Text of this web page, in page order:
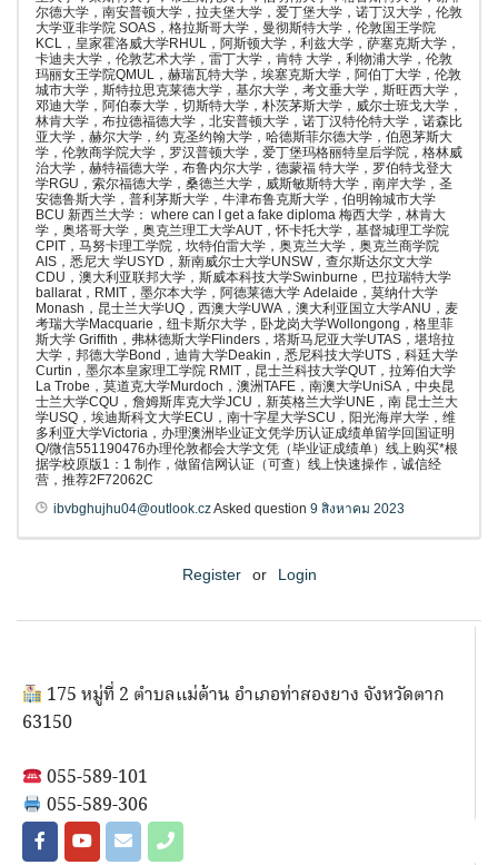
尔德大学，南安普顿大学，拉夫堡大学，爱丁堡大学，诺丁汉大学，伦敦
大学亚非学院 SOAS，格拉斯哥大学，曼彻斯特大学，伦敦国王学院
KCL，皇家霍洛威大学RHUL，阿斯顿大学，利兹大学，萨塞克斯大学，
卡迪夫大学，伦敦艺术大学，雷丁大学，肯特 大学，利物浦大学，伦敦
玛丽女王学院QMUL，赫瑞瓦特大学，埃塞克斯大学，阿伯丁大学，伦敦
城市大学，斯特拉思克莱德大学，基尔大学，考文垂大学，斯旺西大学，
邓迪大学，阿伯泰大学，切斯特大学，朴茨茅斯大学，威尔士班戈大学，
林肯大学，布拉德福德大学，北安普顿大学，诺丁汉特伦特大学，诺森比
亚大学，赫尔大学，约 克圣约翰大学，哈德斯菲尔德大学，伯恩茅斯大
学，伦敦商学院大学，罗汉普顿大学，爱丁堡玛格丽特皇后学院，格林威
治大学，赫特福德大学，布鲁内尔大学，德蒙福 特大学，罗伯特戈登大
学RGU，索尔福德大学，桑德兰大学，威斯敏斯特大学，南岸大学，圣
安德鲁斯大学，普利茅斯大学，牛津布鲁克斯大学，伯明翰城市大学
BCU 新西兰大学： where can I get a fake diploma 梅西大学，林肯大
学，奥塔哥大学，奥克兰理工大学AUT，怀卡托大学，基督城理工学院
CPIT，马努卡理工学院，坎特伯雷大学，奥克兰大学，奥克兰商学院
AIS，悉尼大 学USYD，新南威尔士大学UNSW，查尔斯达尔文大学
CDU，澳大利亚联邦大学，斯威本科技大学Swinburne，巴拉瑞特大学
ballarat，RMIT，墨尔本大学，阿德莱德大学 Adelaide，莫纳什大学
Monash，昆士兰大学UQ，西澳大学UWA，澳大利亚国立大学ANU，麦
考瑞大学Macquarie，纽卡斯尔大学，卧龙岗大学Wollongong，格里菲
斯大学 Griffith，弗林德斯大学Flinders，塔斯马尼亚大学UTAS，堪培拉
大学，邦德大学Bond，迪肯大学Deakin，悉尼科技大学UTS，科廷大学
Curtin，墨尔本皇家理工学院 RMIT，昆士兰科技大学QUT，拉筹伯大学
La Trobe，莫道克大学Murdoch，澳洲TAFE，南澳大学UniSA，中央昆
士兰大学CQU，詹姆斯库克大学JCU，新英格兰大学UNE，南 昆士兰大
学USQ，埃迪斯科文大学ECU，南十字星大学SCU，阳光海岸大学，维
多利亚大学Victoria，办理澳洲毕业证文凭学历认证成绩单留学回国证明
Q/微信551190476办理伦敦都会大学文凭（毕业证成绩单）线上购买*根
据学校原版1：1 制作，做留信网认证（可查）线上快速操作，诚信经
营，推荐2F72062C
ibvbghujhu04@outlook.czAsked question 9 สิงหาคม 2023
Register or Login
175 หมู่ที่ 2 ตำบลแม่ต้าน อำเภอท่าสองยาง จังหวัดตาก
63150
055-589-101
055-589-306